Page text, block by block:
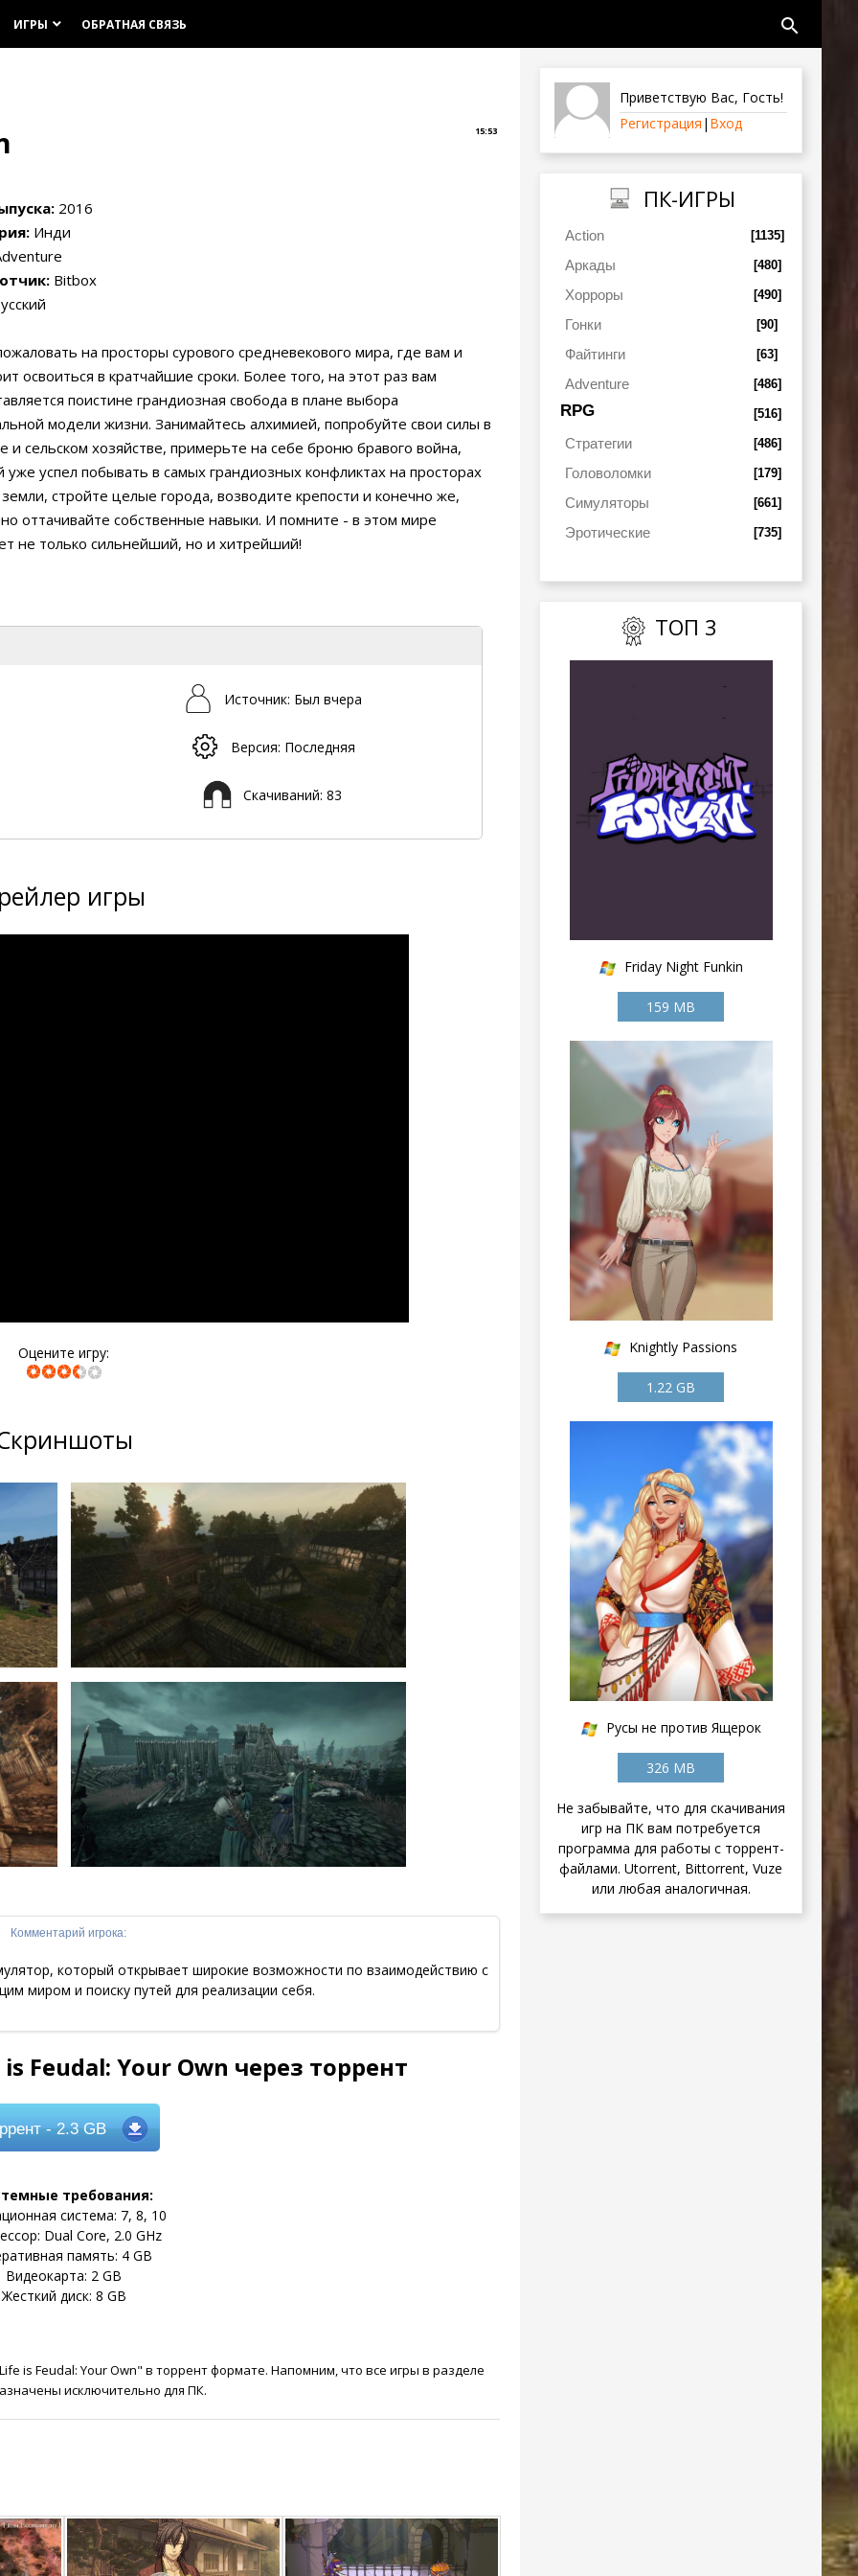
ИГРЫ keyboard_arrow_down ОБРАТНАЯ СВЯЗЬ search
15:53
2016
Инди
Bitbox
на просторы сурового средневекового мира, где вам и
освоиться в кратчайшие сроки. Более того, на этот раз вам
поистине грандиозная свобода в плане выбора
модели жизни. Занимайтесь алхимией, попробуйте свои силы в
и сельском хозяйстве, примерьте на себе броню бравого война,
уже успел побывать в самых грандиозных конфликтах на просторах
стройте целые города, возводите крепости и конечно же,
оттачивайте собственные навыки. И помните - в этом мире
не только сильнейший, но и хитрейший!
Источник: Был вчера
Версия: Последняя
Скачиваний: 83
игры
Оцените игру:
Комментарий игрока:
который открывает широкие возможности по взаимодействию с
миром и поиску путей для реализации себя.
Feudal: Your Own через торрент
- 2.3 GB
требования:
система: 7, 8, 10
Dual Core, 2.0 GHz
память: 4 GB
Видеокарта: 2 GB
Жесткий диск: 8 GB
is Feudal: Your Own" в торрент формате. Напомним, что все игры в разделе
исключительно для ПК.
Приветствую Вас, Гость!
Регистрация | Вход
ПК-ИГРЫ
Action [1135]
Аркады [480]
Хорроры [490]
Гонки [90]
Файтинги [63]
Adventure [486]
RPG [516]
Стратегии [486]
Головоломки [179]
Симуляторы [661]
Эротические [735]
ТОП 3
Friday Night Funkin
159 MB
Knightly Passions
1.22 GB
Русы не против Ящерок
326 MB
Не забывайте, что для скачивания
игр на ПК вам потребуется
программа для работы с торрент-
файлами. Utorrent, Bittorrent, Vuze
или любая аналогичная.